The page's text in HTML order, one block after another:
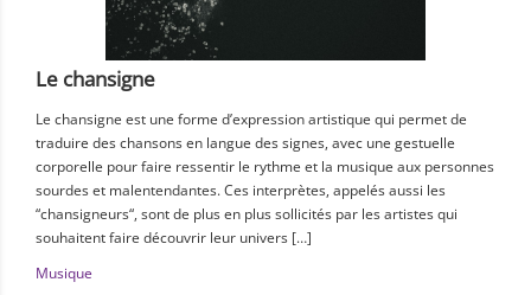
Le chansigne
Le chansigne est une forme d’expression artistique qui permet de
traduire des chansons en langue des signes, avec une gestuelle
corporelle pour faire ressentir le rythme et la musique aux personnes
sourdes et malentendantes. Ces interprètes, appelés aussi les
“chansigneurs“, sont de plus en plus sollicités par les artistes qui
souhaitent faire découvrir leur univers […]
Musique